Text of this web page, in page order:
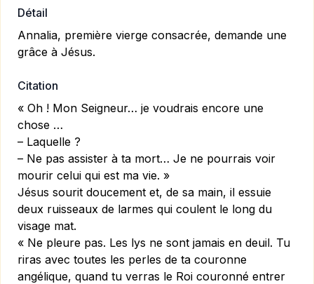
Détail
Annalia, première vierge consacrée, demande une
grâce à Jésus.
Citation
« Oh ! Mon Seigneur… je voudrais encore une
chose …
– Laquelle ?
– Ne pas assister à ta mort… Je ne pourrais voir
mourir celui qui est ma vie. »
Jésus sourit doucement et, de sa main, il essuie
deux ruisseaux de larmes qui coulent le long du
visage mat.
« Ne pleure pas. Les lys ne sont jamais en deuil. Tu
riras avec toutes les perles de ta couronne
angélique, quand tu verras le Roi couronné entrer